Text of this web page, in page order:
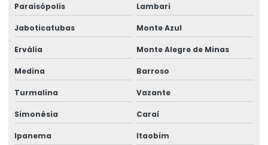
Talha elétrica de corrente
Talha Elétrica Fixa Com Monitoramento
Talha Elétrica Industrial
Talha Elétrica Inox Para Movimentação Horizontal
Talha Elétrica Nova
Paraisópolis Lambari
Jaboticatubas Monte Azul
Ervália Monte Alegre de Minas
Medina Barroso
Turmalina Vazante
Simonésia Caraí
Ipanema Itaobim